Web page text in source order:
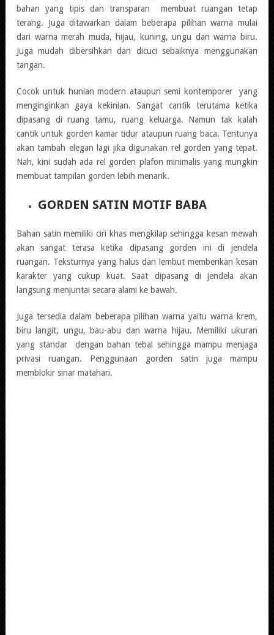
bahan yang tipis dan transparan membuat ruangan tetap
terang. Juga ditawarkan dalam beberapa pilihan warna mulai
dari warna merah muda, hijau, kuning, ungu dan warna biru.
Juga mudah dibersihkan dan dicuci sebaiknya menggunakan
tangan.
Cocok untuk hunian modern ataupun semi kontemporer yang
menginginkan gaya kekinian. Sangat cantik terutama ketika
dipasang di ruang tamu, ruang keluarga. Namun tak kalah
cantik untuk gorden kamar tidur ataupun ruang baca. Tentunya
akan tambah elegan lagi jika digunakan rel gorden yang tepat.
Nah, kini sudah ada rel gorden plafon minimalis yang mungkin
membuat tampilan gorden lebih menarik.
GORDEN SATIN MOTIF BABA
Bahan satin memiliki ciri khas mengkilap sehingga kesan mewah
akan sangat terasa ketika dipasang gorden ini di jendela
ruangan. Teksturnya yang halus dan lembut memberikan kesan
karakter yang cukup kuat. Saat dipasang di jendela akan
langsung menjuntai secara alami ke bawah.
Juga tersedia dalam beberapa pilihan warna yaitu warna krem,
biru langit, ungu, bau-abu dan warna hijau. Memiliki ukuran
yang standar dengan bahan tebal sehingga mampu menjaga
privasi ruangan. Penggunaan gorden satin juga mampu
memblokir sinar matahari.